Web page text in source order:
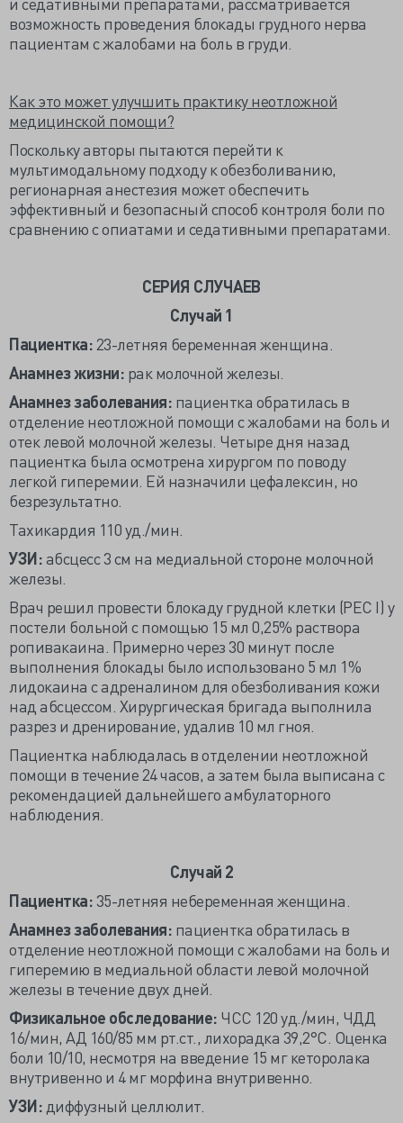
возможность проведения блокады грудного нерва
пациентам с жалобами на боль в груди.
Как это может улучшить практику неотложной
медицинской помощи?
Поскольку авторы пытаются перейти к
мультимодальному подходу к обезболиванию,
регионарная анестезия может обеспечить
эффективный и безопасный способ контроля боли по
сравнению с опиатами и седативными препаратами.
СЕРИЯ СЛУЧАЕВ
Случай 1
Пациентка: 23-летняя беременная женщина.
Анамнез жизни: рак молочной железы.
Анамнез заболевания: пациентка обратилась в
отделение неотложной помощи с жалобами на боль и
отек левой молочной железы. Четыре дня назад
пациентка была осмотрена хирургом по поводу
легкой гиперемии. Ей назначили цефалексин, но
безрезультатно.
Тахикардия 110 уд./мин.
УЗИ:абсцесс 3 см на медиальной стороне молочной
железы.
Врач решил провести блокаду грудной клетки (РЕС I) у
постели больной с помощью 15 мл 0,25% раствора
ропивакаина. Примерно через 30 минут после
выполнения блокады было использовано 5 мл 1%
лидокаина с адреналином для обезболивания кожи
над абсцессом. Хирургическая бригада выполнила
разрез и дренирование, удалив 10 мл гноя.
Пациентка наблюдалась в отделении неотложной
помощи в течение 24 часов, а затем была выписана с
рекомендацией дальнейшего амбулаторного
наблюдения.
Случай 2
Пациентка: 35-летняя небеременная женщина.
Анамнез заболевания: пациентка обратилась в
отделение неотложной помощи с жалобами на боль и
гиперемию в медиальной области левой молочной
железы в течение двух дней.
Физикальное обследование: ЧСС 120 уд./мин, ЧДД
16/мин, АД 160/85 мм рт.ст., лихорадка 39,2°С. Оценка
боли 10/10, несмотря на введение 15 мг кеторолака
внутривенно и 4 мг морфина внутривенно.
УЗИ: диффузный целлюлит.